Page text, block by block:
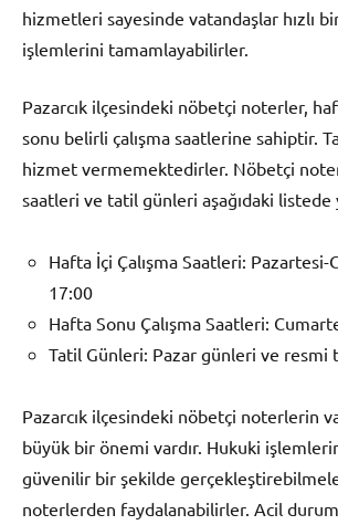
hizmetleri sayesinde vatandaşlar hızlı
işlemlerini tamamlayabilirler.
Pazarcık ilçesindeki nöbetçi noterler,
sonu belirli çalışma saatlerine sahiptir.
hizmet vermemektedirler. Nöbetçi
saatleri ve tatil günleri aşağıdaki listede
Hafta İçi Çalışma Saatleri: Pazartesi-
17:00
Hafta Sonu Çalışma Saatleri:
Tatil Günleri: Pazar günleri ve resmi
Pazarcık ilçesindeki nöbetçi noterlerin
büyük bir önemi vardır. Hukuki
güvenilir bir şekilde
noterlerden faydalanabilirler. Acil